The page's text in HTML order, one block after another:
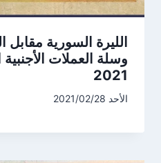
الليرة السورية مقابل
2021
الأحد 2021/02/28